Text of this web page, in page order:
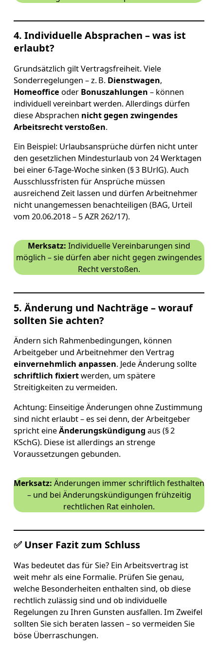
4. Individuelle Absprachen – was ist
erlaubt?
Grundsätzlich gilt Vertragsfreiheit. Viele
Sonderregelungen – z. B. Dienstwagen,
Homeoffice oder Bonuszahlungen – können
individuell vereinbart werden. Allerdings dürfen
diese Absprachen nicht gegen zwingendes
Arbeitsrecht verstoßen.
Ein Beispiel: Urlaubsansprüche dürfen nicht unter
den gesetzlichen Mindesturlaub von 24 Werktagen
bei einer 6-Tage-Woche sinken (§ 3 BUrlG). Auch
Ausschlussfristen für Ansprüche müssen
ausreichend Zeit lassen und dürfen Arbeitnehmer
nicht unangemessen benachteiligen (BAG, Urteil
vom 20.06.2018 – 5 AZR 262/17).
Merksatz: Individuelle Vereinbarungen sind
möglich – sie dürfen aber nicht gegen zwingendes
Recht verstoßen.
5. Änderung und Nachträge – worauf
sollten Sie achten?
Ändern sich Rahmenbedingungen, können
Arbeitgeber und Arbeitnehmer den Vertrag
einvernehmlich anpassen. Jede Änderung sollte
schriftlich fixiertwerden, um spätere
Streitigkeiten zu vermeiden.
Achtung: Einseitige Änderungen ohne Zustimmung
sind nicht erlaubt – es sei denn, der Arbeitgeber
spricht eineÄnderungskündigung aus (§ 2
KSchG). Diese ist allerdings an strenge
Voraussetzungen gebunden.
Merksatz: Änderungen immer schriftlich festhalten
– und bei Änderungskündigungen frühzeitig
rechtlichen Rat einholen.
✅ Unser Fazit zum Schluss
Was bedeutet das für Sie? Ein Arbeitsvertrag ist
weit mehr als eine Formalie. Prüfen Sie genau,
welche Besonderheiten enthalten sind, ob diese
rechtlich zulässig sind und ob individuelle
Regelungen zu Ihren Gunsten ausfallen. Im Zweifel
sollten Sie sich beraten lassen – so vermeiden Sie
böse Überraschungen.